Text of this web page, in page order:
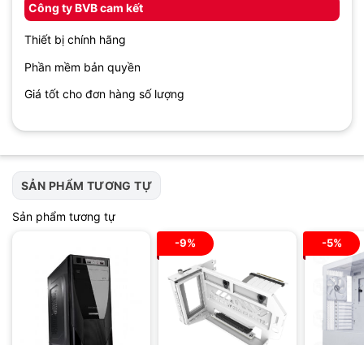
Công ty BVB cam kết
Thiết bị chính hãng
Phần mềm bản quyền
Giá tốt cho đơn hàng số lượng
SẢN PHẨM TƯƠNG TỰ
Sản phẩm tương tự
-9% -5%